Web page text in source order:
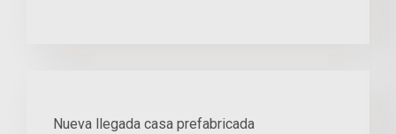
Nueva llegada casa prefabricada